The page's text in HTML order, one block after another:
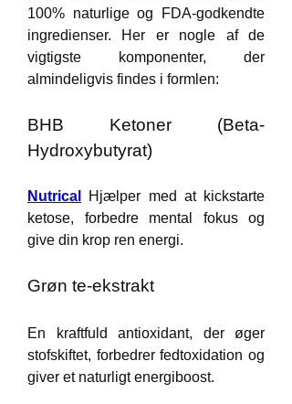
100% naturlige og FDA-godkendte
ingredienser. Her er nogle af de
vigtigste komponenter, der
almindeligvis findes i formlen:
BHB Ketoner (Beta-
Hydroxybutyrat)
Nutrical
Hjælper med at kickstarte
ketose, forbedre mental fokus og
give din krop ren energi.
Grøn te-ekstrakt
En kraftfuld antioxidant, der øger
stofskiftet, forbedrer fedtoxidation og
giver et naturligt energiboost.